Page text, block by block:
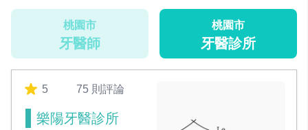
桃園市
牙醫師
桃園市
牙醫診所
5 75 則評論
樂陽牙醫診所